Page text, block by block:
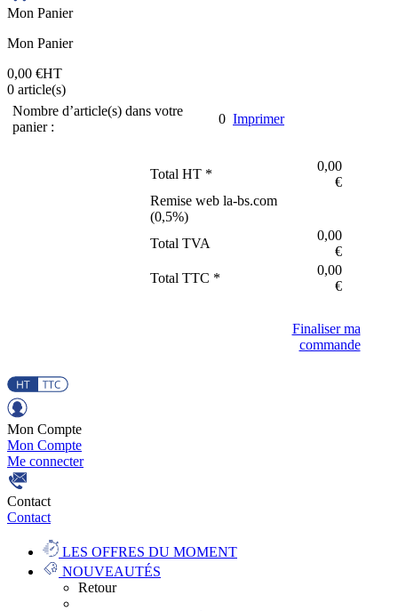
Mon Panier
Mon Panier
0,00 €HT
0 article(s)
Nombre d’article(s) dans votre
panier :
0 Imprimer
Total HT *
0,00
€
Remise web la-bs.com
(0,5%)
Total TVA
0,00
€
Total TTC *
0,00
€
Finaliser ma
commande
Mon Compte
Mon Compte
Me connecter
Contact
Contact
LES OFFRES DU MOMENT
NOUVEAUTÉS
Retour